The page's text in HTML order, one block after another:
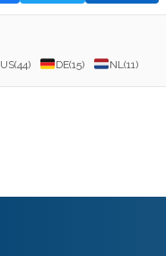
US(44) DE(15) NL(11)